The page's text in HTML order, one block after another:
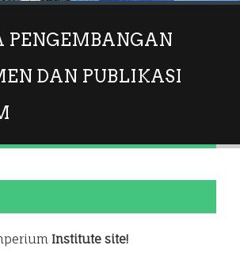
PENGEMBANGAN
DAN PUBLIKASI
Institute site!